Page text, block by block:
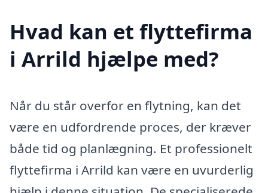
Hvad kan et flyttefirma
i Arrild hjælpe med?
Når du står overfor en flytning, kan det
være en udfordrende proces, der kræver
både tid og planlægning. Et professionelt
flyttefirma i Arrild kan være en uvurderlig